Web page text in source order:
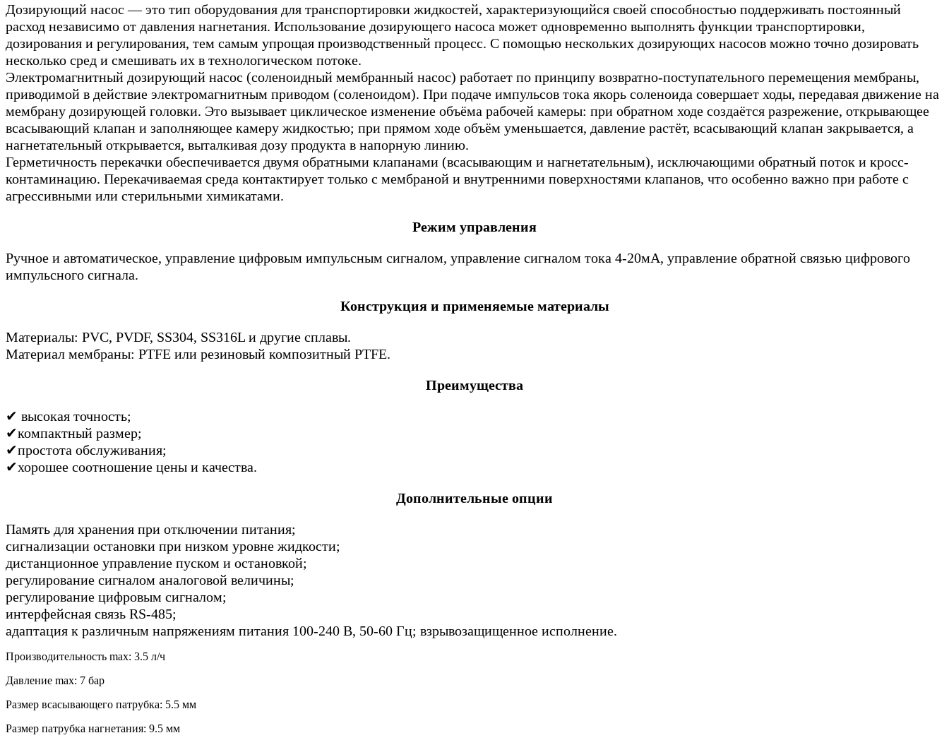
Дозирующий насос — это тип оборудования для транспортировки жидкостей, характеризующийся своей способностью поддерживать постоянный
расход независимо от давления нагнетания. Использование дозирующего насоса может одновременно выполнять функции транспортировки,
дозирования и регулирования, тем самым упрощая производственный процесс. С помощью нескольких дозирующих насосов можно точно дозировать
несколько сред и смешивать их в технологическом потоке.
Электромагнитный дозирующий насос (соленоидный мембранный насос) работает по принципу возвратно-поступательного перемещения мембраны,
приводимой в действие электромагнитным приводом (соленоидом). При подаче импульсов тока якорь соленоида совершает ходы, передавая движение на
мембрану дозирующей головки. Это вызывает циклическое изменение объёма рабочей камеры: при обратном ходе создаётся разрежение, открывающее
всасывающий клапан и заполняющее камеру жидкостью; при прямом ходе объём уменьшается, давление растёт, всасывающий клапан закрывается, а
нагнетательный открывается, выталкивая дозу продукта в напорную линию.
Герметичность перекачки обеспечивается двумя обратными клапанами (всасывающим и нагнетательным), исключающими обратный поток и кросс-
контаминацию. Перекачиваемая среда контактирует только с мембраной и внутренними поверхностями клапанов, что особенно важно при работе с
агрессивными или стерильными химикатами.
Режим управления
Ручное и автоматическое, управление цифровым импульсным сигналом, управление сигналом тока 4-20мА, управление обратной связью цифрового
импульсного сигнала.
Конструкция и применяемые материалы
Материалы: PVC, PVDF, SS304, SS316L и другие сплавы.
Материал мембраны: PTFE или резиновый композитный PTFE.
Преимущества
✔ высокая точность;
✔компактный размер;
✔простота обслуживания;
✔хорошее соотношение цены и качества.
Дополнительные опции
Память для хранения при отключении питания;
сигнализации остановки при низком уровне жидкости;
дистанционное управление пуском и остановкой;
регулирование сигналом аналоговой величины;
регулирование цифровым сигналом;
интерфейсная связь RS-485;
адаптация к различным напряжениям питания 100-240 В, 50-60 Гц; взрывозащищенное исполнение.
Производительность max: 3.5 л/ч
Давление max: 7 бар
Размер всасывающего патрубка: 5.5 мм
Размер патрубка нагнетания: 9.5 мм